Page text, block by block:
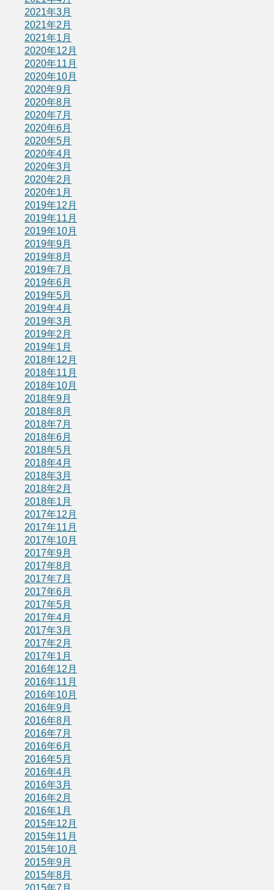
2021年3月
2021年2月
2021年1月
2020年12月
2020年11月
2020年10月
2020年9月
2020年8月
2020年7月
2020年6月
2020年5月
2020年4月
2020年3月
2020年2月
2020年1月
2019年12月
2019年11月
2019年10月
2019年9月
2019年8月
2019年7月
2019年6月
2019年5月
2019年4月
2019年3月
2019年2月
2019年1月
2018年12月
2018年11月
2018年10月
2018年9月
2018年8月
2018年7月
2018年6月
2018年5月
2018年4月
2018年3月
2018年2月
2018年1月
2017年12月
2017年11月
2017年10月
2017年9月
2017年8月
2017年7月
2017年6月
2017年5月
2017年4月
2017年3月
2017年2月
2017年1月
2016年12月
2016年11月
2016年10月
2016年9月
2016年8月
2016年7月
2016年6月
2016年5月
2016年4月
2016年3月
2016年2月
2016年1月
2015年12月
2015年11月
2015年10月
2015年9月
2015年8月
2015年7月